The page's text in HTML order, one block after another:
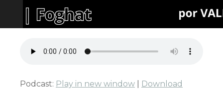
Podcast: Play in new window
Download